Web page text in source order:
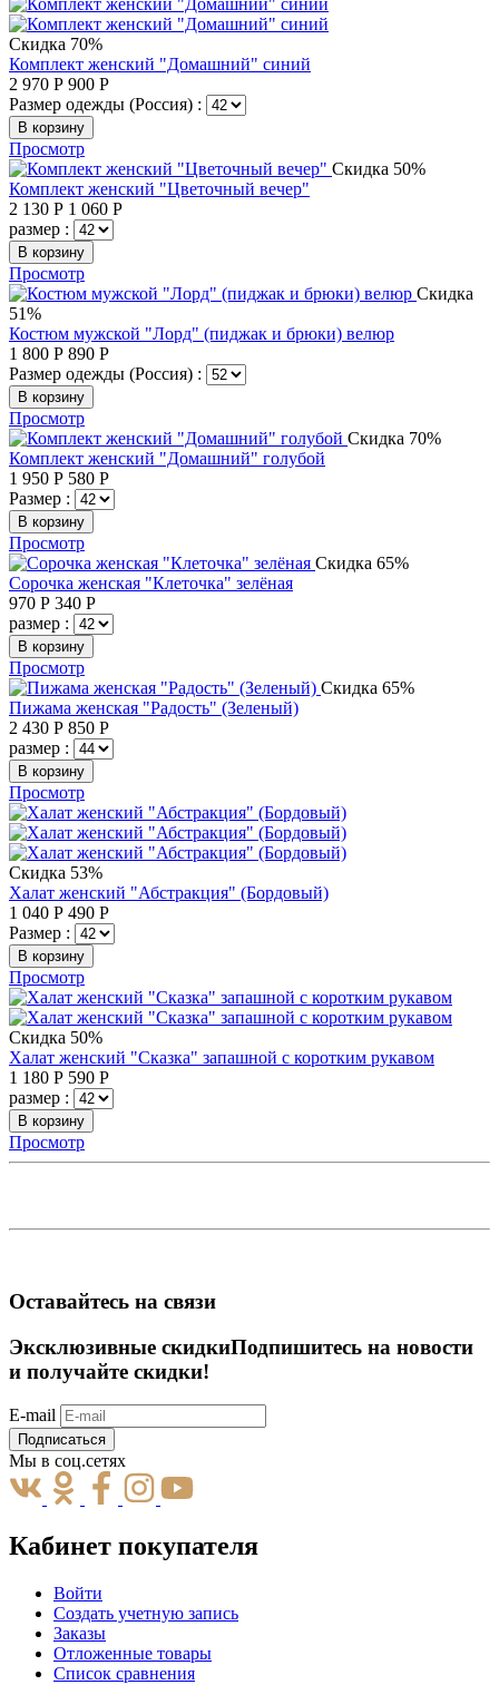
Скидка 70%
Комплект женский "Домашний" синий
2 970 Р 900 Р
Размер одежды (Россия) :
В корзину
Просмотр
Скидка 50%
Комплект женский "Цветочный вечер"
2 130 Р 1 060 Р
размер :
В корзину
Просмотр
Скидка
51%
Костюм мужской "Лорд" (пиджак и брюки) велюр
1 800 Р 890 Р
Размер одежды (Россия) :
В корзину
Просмотр
Скидка 70%
Комплект женский "Домашний" голубой
1 950 Р 580 Р
Размер :
В корзину
Просмотр
Скидка 65%
Сорочка женская "Клеточка" зелёная
970 Р 340 Р
размер :
В корзину
Просмотр
Скидка 65%
Пижама женская "Радость" (Зеленый)
2 430 Р 850 Р
размер :
В корзину
Просмотр
Скидка 53%
Халат женский "Абстракция" (Бордовый)
1 040 Р 490 Р
Размер :
В корзину
Просмотр
Скидка 50%
Халат женский "Сказка" запашной с коротким рукавом
1 180 Р 590 Р
размер :
В корзину
Просмотр
Оставайтесь на связи
Эксклюзивные скидкиПодпишитесь на новости
и получайте скидки!
E-mail
Подписаться
Мы в соц.сетях
Кабинет покупателя
Войти
Создать учетную запись
Заказы
Отложенные товары
Список сравнения